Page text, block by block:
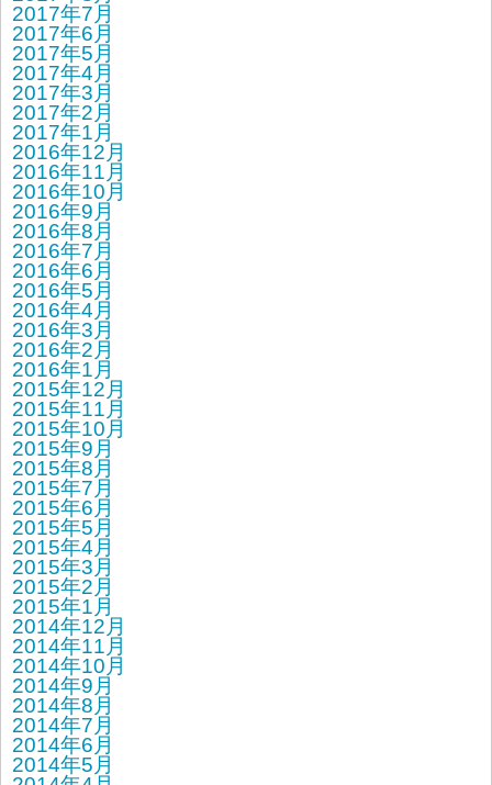
2017年7月
2017年6月
2017年5月
2017年4月
2017年3月
2017年2月
2017年1月
2016年12月
2016年11月
2016年10月
2016年9月
2016年8月
2016年7月
2016年6月
2016年5月
2016年4月
2016年3月
2016年2月
2016年1月
2015年12月
2015年11月
2015年10月
2015年9月
2015年8月
2015年7月
2015年6月
2015年5月
2015年4月
2015年3月
2015年2月
2015年1月
2014年12月
2014年11月
2014年10月
2014年9月
2014年8月
2014年7月
2014年6月
2014年5月